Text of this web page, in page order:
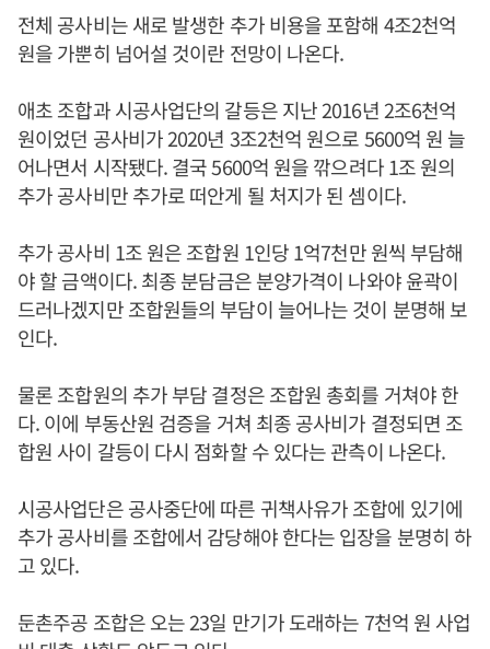
전체 공사비는 새로 발생한 추가 비용을 포함해 4조2천억
원을 가뿐히 넘어설 것이란 전망이 나온다.
애초 조합과 시공사업단의 갈등은 지난 2016년 2조6천억
원이었던 공사비가 2020년 3조2천억 원으로 5600억 원 늘
어나면서 시작됐다. 결국 5600억 원을 깎으려다 1조 원의
추가 공사비만 추가로 떠안게 될 처지가 된 셈이다.
추가 공사비 1조 원은 조합원 1인당 1억7천만 원씩 부담해
야 할 금액이다. 최종 분담금은 분양가격이 나와야 윤곽이
드러나겠지만 조합원들의 부담이 늘어나는 것이 분명해 보
인다.
물론 조합원의 추가 부담 결정은 조합원 총회를 거쳐야 한
다. 이에 부동산원 검증을 거쳐 최종 공사비가 결정되면 조
합원 사이 갈등이 다시 점화할 수 있다는 관측이 나온다.
시공사업단은 공사중단에 따른 귀책사유가 조합에 있기에
추가 공사비를 조합에서 감당해야 한다는 입장을 분명히 하
고 있다.
둔촌주공 조합은 오는 23일 만기가 도래하는 7천억 원 사업